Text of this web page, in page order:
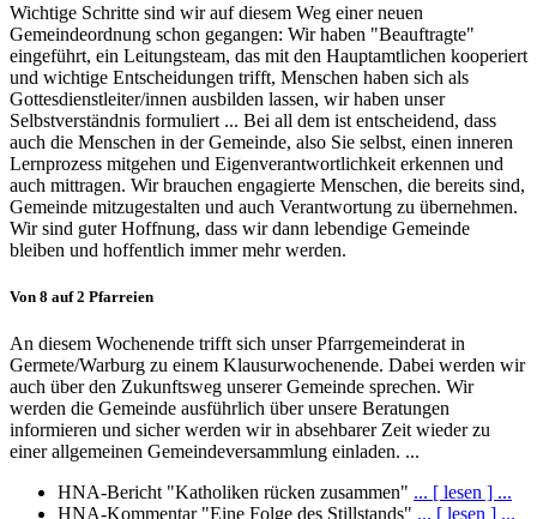
Wichtige Schritte sind wir auf diesem Weg einer neuen
Gemeindeordnung schon gegangen: Wir haben "Beauftragte"
eingeführt, ein Leitungsteam, das mit den Hauptamtlichen kooperiert
und wichtige Entscheidungen trifft, Menschen haben sich als
Gottesdienstleiter/innen ausbilden lassen, wir haben unser
Selbstverständnis formuliert ... Bei all dem ist entscheidend, dass
auch die Menschen in der Gemeinde, also Sie selbst, einen inneren
Lernprozess mitgehen und Eigenverantwortlichkeit erkennen und
auch mittragen. Wir brauchen engagierte Menschen, die bereits sind,
Gemeinde mitzugestalten und auch Verantwortung zu übernehmen.
Wir sind guter Hoffnung, dass wir dann lebendige Gemeinde
bleiben und hoffentlich immer mehr werden.
Von 8 auf 2 Pfarreien
An diesem Wochenende trifft sich unser Pfarrgemeinderat in
Germete/Warburg zu einem Klausurwochenende. Dabei werden wir
auch über den Zukunftsweg unserer Gemeinde sprechen. Wir
werden die Gemeinde ausführlich über unsere Beratungen
informieren und sicher werden wir in absehbarer Zeit wieder zu
einer allgemeinen Gemeindeversammlung einladen. ...
HNA-Bericht "Katholiken rücken zusammen" ... [ lesen ] ...
HNA-Kommentar "Eine Folge des Stillstands" ... [ lesen ] ...